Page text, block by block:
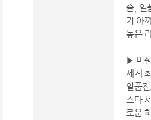
술, 일
기 아
높은
▶ 미
세계
일품
스타
로운